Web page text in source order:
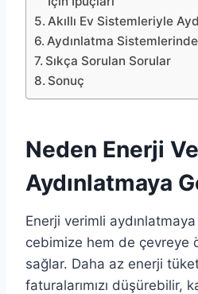
Akıllı Ev Sistemleriyle
Aydınlatma
Sıkça Sorulan Sorular
Sonuç
Neden Enerji
Aydınlatmaya
Enerji verimli
cebimize hem de çevreye
sağlar. Daha az enerji
faturalarımızı düşürebilir,